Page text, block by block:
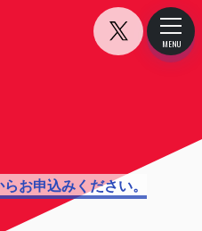
MENU
CLOSE
マリノ
お申込みください。